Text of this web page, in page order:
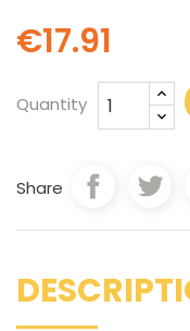
€17.91
Quantity
Share